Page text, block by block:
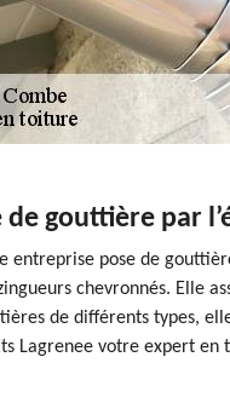
de gouttière par
entreprise pose de
chevronnés. Elle
de différents types,
Lagrenee votre expert